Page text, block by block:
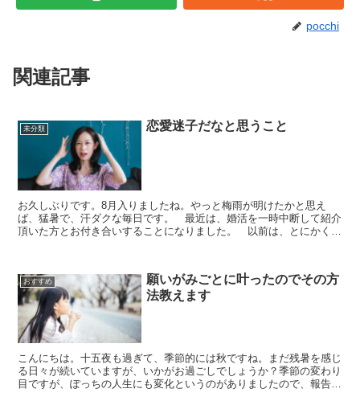
pocchi
関連記事
未分類 恋愛迷子だなと思うこと
お久しぶりです。8月入りましたね。やっと梅雨が明けたかと思え
ば、猛暑で、汗ダクな毎日です。 最近は、婚活を一時中断して紹介
頂いた方とお付き合いすることになりました。 以前は、とにかく彼
おすすめ
願いがみごとに叶ったのでその方
法教えます
こんにちは。十五夜も過ぎて、季節的には秋ですね。まだ残暑を感じ
る日々が続いていますが、いかがお過ごしでしょうか？季節の変わり
目ですが、ぽっちの人生にも変化というのがありましたので、報告さ